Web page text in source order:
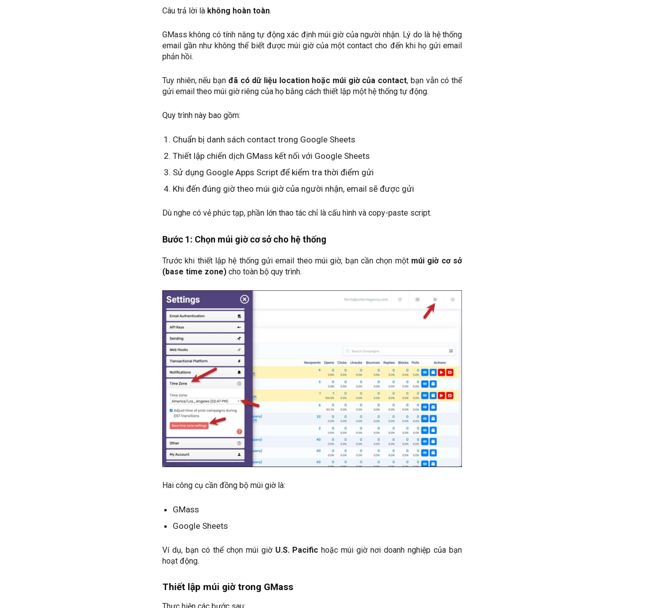
Câu trả lời là không hoàn toàn.
GMass không có tính năng tự động xác định múi giờ của người nhận. Lý do là hệ thống
email gần như không thể biết được múi giờ của một contact cho đến khi họ gửi email
phản hồi.
Tuy nhiên, nếu bạn đã có dữ liệu location hoặc múi giờ của contact, bạn vẫn có thể
gửi email theo múi giờ riêng của họ bằng cách thiết lập một hệ thống tự động.
Quy trình này bao gồm:
Chuẩn bị danh sách contact trong Google Sheets
Thiết lập chiến dịch GMass kết nối với Google Sheets
Sử dụng Google Apps Script để kiểm tra thời điểm gửi
Khi đến đúng giờ theo múi giờ của người nhận, email sẽ được gửi
Dù nghe có vẻ phức tạp, phần lớn thao tác chỉ là cấu hình và copy-paste script.
Bước 1: Chọn múi giờ cơ sở cho hệ thống
Trước khi thiết lập hệ thống gửi email theo múi giờ, bạn cần chọn một múi giờ cơ sở
(base time zone) cho toàn bộ quy trình.
Hai công cụ cần đồng bộ múi giờ là:
GMass
Google Sheets
Ví dụ, bạn có thể chọn múi giờ U.S. Pacific hoặc múi giờ nơi doanh nghiệp của bạn
hoạt động.
Thiết lập múi giờ trong GMass